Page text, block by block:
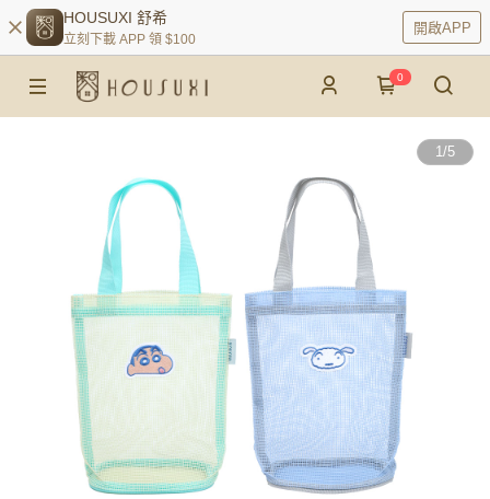
HOUSUXI 舒希
立刻下載 APP 領 $100
開啟APP
0
1/5